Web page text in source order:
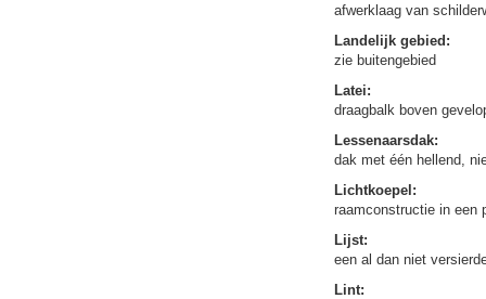
afwerklaag van
Landelijk gebied:
zie buitengebied
Latei:
draagbalk boven
Lessenaarsdak:
dak met één hellend,
Lichtkoepel:
raamconstructie in een
Lijst:
een al dan niet
Lint: